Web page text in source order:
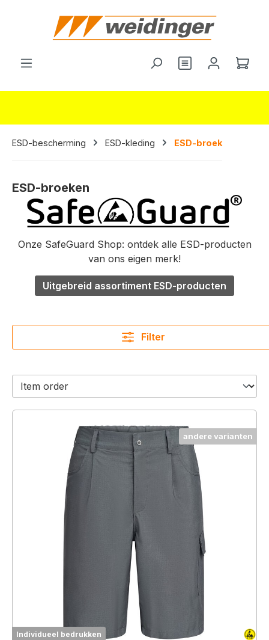
Je hebt 0 items
ESD-bescherming ESD-kleding ESD-broek
ESD-broeken
Onze SafeGuard Shop: ontdek alle ESD-producten
van ons eigen merk!
Uitgebreid assortiment ESD-producten
Filter
andere varianten
Individueel bedrukken